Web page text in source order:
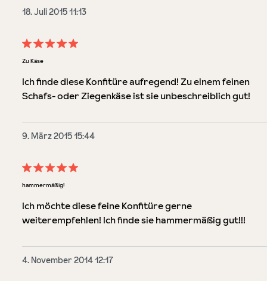
18. Juli 2015 11:13
Bewertung mit 5 von 5 Sternen
Zu Käse
Ich finde diese Konfitüre aufregend! Zu einem feinen
Schafs- oder Ziegenkäse ist sie unbeschreiblich gut!
9. März 2015 15:44
Bewertung mit 5 von 5 Sternen
hammermäßig!
Ich möchte diese feine Konfitüre gerne
weiterempfehlen! Ich finde sie hammermäßig gut!!!
4. November 2014 12:17